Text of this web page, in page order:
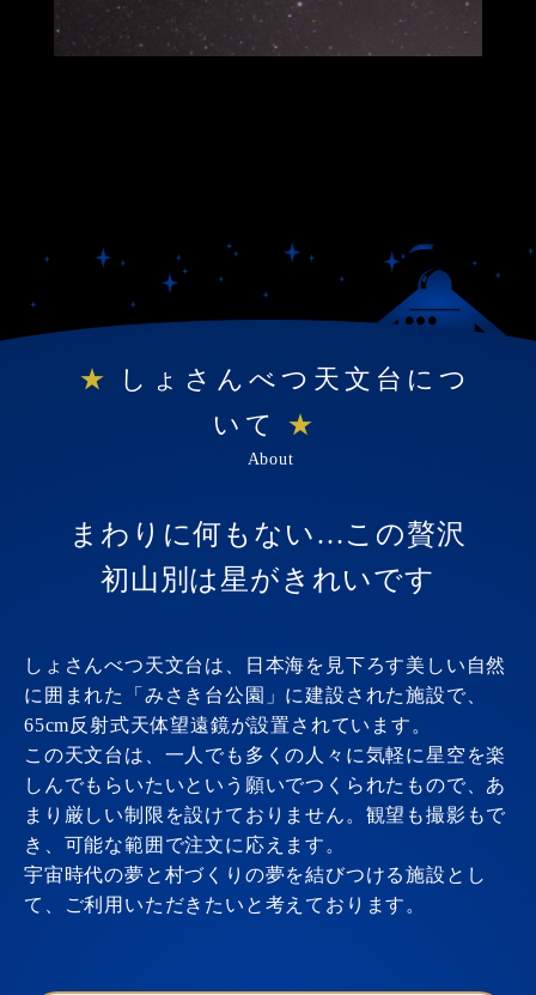
しょさんべつ天文台につ
いて
About
まわりに何もない…この贅沢
初山別は星がきれいです
しょさんべつ天文台は、日本海を見下ろす美しい自然
に囲まれた「みさき台公園」に建設された施設で、
65cm反射式天体望遠鏡が設置されています。
この天文台は、一人でも多くの人々に気軽に星空を楽
しんでもらいたいという願いでつくられたもので、あ
まり厳しい制限を設けておりません。観望も撮影もで
き、可能な範囲で注文に応えます。
宇宙時代の夢と村づくりの夢を結びつける施設とし
て、ご利用いただきたいと考えております。